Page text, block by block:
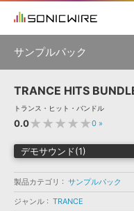
ソフト音源 »
プラグイン・エフェク
サンプルパック »
キャンペーン »
特集 »
製品サポート情報 »
初音ミク NT 鏡音リン・
KAITO V3
VOCALOID
VIENNA
EZ DRUMMER 3
サンプルパックを試そう
サンプルパック
製品一覧
ジャンル
メーカー
TRANCE HITS
トランス・ヒット・バンドル
0.0★★★★★0 »
デモサウンド(1)
製品カテゴリ
サンプルパック
ジャンル
TRANCE